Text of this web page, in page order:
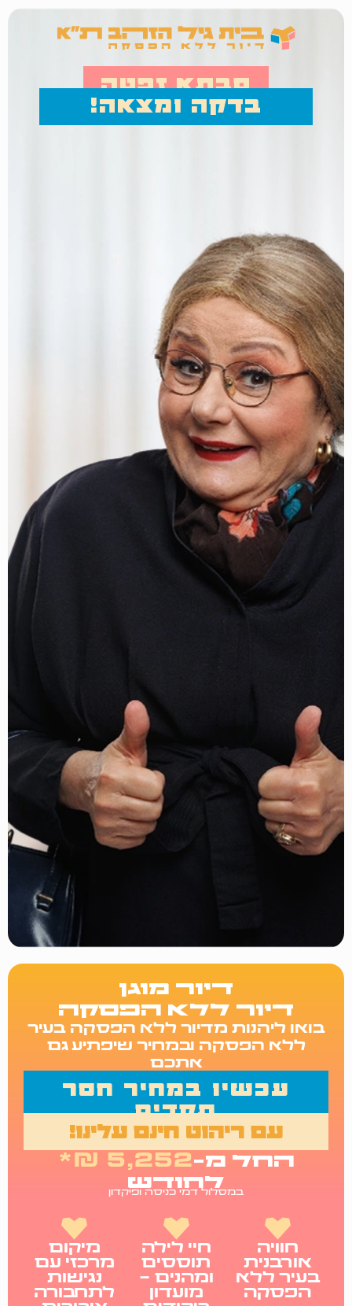
סבתא זפטה
בדקה ומצאה!
דיור מוגן
דיור ללא הפסקה
בואו ליהנות מדיור ללא הפסקה בעיר
ללא הפסקה ובמחיר שיפתיע גם
אתכם
עכשיו במחיר חסר
תקדים
עם ריהוט חינם עלינו!
החל מ-5,252 ₪*
לחודש
במסלול דמי כניסה ופיקדון
חוויה
אורבנית
בעיר ללא
הפסקה
חיי לילה
תוססים
ומהנים -
מועדון
מיקום
מרכזי עם
נגישות
לתחבורה